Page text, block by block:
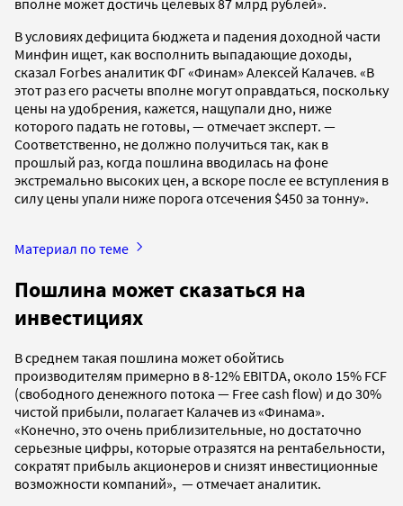
В условиях дефицита бюджета и падения доходной части
Минфин ищет, как восполнить выпадающие доходы,
сказал Forbes аналитик ФГ «Финам» Алексей Калачев. «В
этот раз его расчеты вполне могут оправдаться, поскольку
цены на удобрения, кажется, нащупали дно, ниже
которого падать не готовы, — отмечает эксперт. —
Соответственно, не должно получиться так, как в
прошлый раз, когда пошлина вводилась на фоне
экстремально высоких цен, а вскоре после ее вступления в
силу цены упали ниже порога отсечения $450 за тонну».
Материал по теме
Пошлина может сказаться на
инвестициях
В среднем такая пошлина может обойтись
производителям примерно в 8-12% EBITDA, около 15% FCF
(свободного денежного потока — Free cash flow) и до 30%
чистой прибыли, полагает Калачев из «Финама».
«Конечно, это очень приблизительные, но достаточно
серьезные цифры, которые отразятся на рентабельности,
сократят прибыль акционеров и снизят инвестиционные
возможности компаний», — отмечает аналитик.